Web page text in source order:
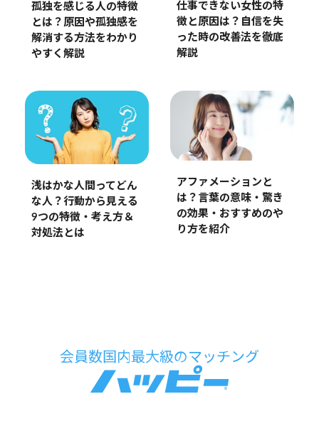
孤独を感じる人の特徴
とは？原因や孤独感を
解消する方法をわかり
やすく解説
仕事できない女性の特
徴と原因は？自信を失
った時の改善法を徹底
解説
浅はかな人間ってどん
な人？行動から見える
9つの特徴・考え方＆
対処法とは
アファメーションと
は？言葉の意味・驚き
の効果・おすすめのや
り方を紹介